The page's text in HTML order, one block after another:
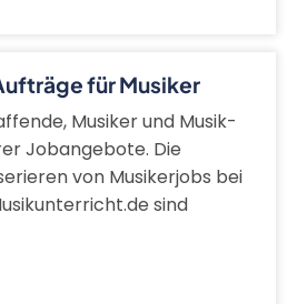
für Musiker
Musiker und Musik-
Jobangebote. Die
von Musikerjobs bei
sind